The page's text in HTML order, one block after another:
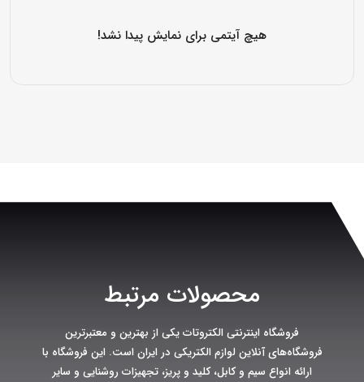
هیچ آیتمی برای نمایش پیدا نشد!
محصولات مرتبط
فروشگاه اینترنتی الکتروتات یکی از بهترین و معتبرترین
فروشگاه‌های آنلاین لوازم الکتریکی در ایران است. این فروشگاه با
ارائه انواع سیم و کابل، کلید و پریز، تجهیزات روشنایی و سایر